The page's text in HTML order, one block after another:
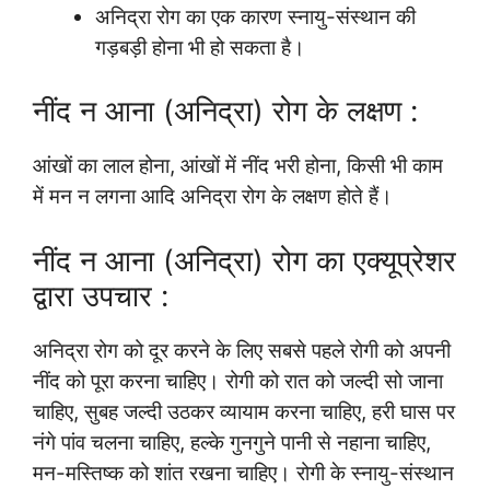
अनिद्रा रोग का एक कारण स्नायु-संस्थान की
गड़बड़ी होना भी हो सकता है।
नींद न आना (अनिद्रा) रोग के लक्षण :
आंखों का लाल होना, आंखों में नींद भरी होना, किसी भी काम
में मन न लगना आदि अनिद्रा रोग के लक्षण होते हैं।
नींद न आना (अनिद्रा) रोग का एक्यूप्रेशर
द्वारा उपचार :
अनिद्रा रोग को दूर करने के लिए सबसे पहले रोगी को अपनी
नींद को पूरा करना चाहिए। रोगी को रात को जल्दी सो जाना
चाहिए, सुबह जल्दी उठकर व्यायाम करना चाहिए, हरी घास पर
नंगे पांव चलना चाहिए, हल्के गुनगुने पानी से नहाना चाहिए,
मन-मस्तिष्क को शांत रखना चाहिए। रोगी के स्नायु-संस्थान